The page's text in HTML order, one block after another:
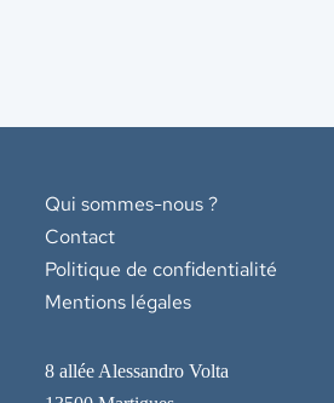
Qui sommes-nous ?
Contact
Politique de confidentialité
Mentions légales
8 allée Alessandro Volta